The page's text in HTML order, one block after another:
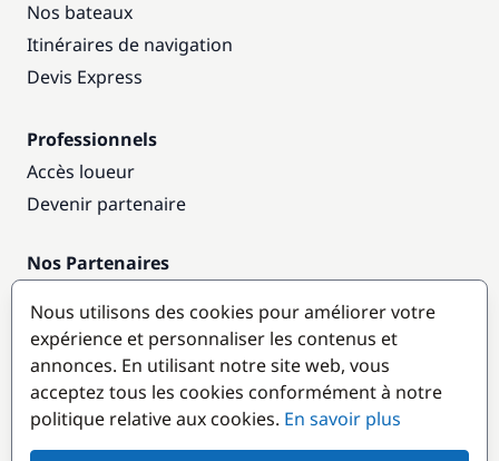
Nos bateaux
Itinéraires de navigation
Devis Express
Professionnels
Accès loueur
Devenir partenaire
Nos Partenaires
Destinations populaires
Nous utilisons des cookies pour améliorer votre
expérience et personnaliser les contenus et
annonces. En utilisant notre site web, vous
acceptez tous les cookies conformément à notre
politique relative aux cookies. En savoir plus